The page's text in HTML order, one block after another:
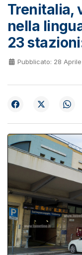
Trenitalia,
nella
23
Pubblicato: 28